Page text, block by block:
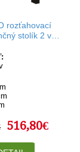
rozťahovací
stolík 2 v
516,80€